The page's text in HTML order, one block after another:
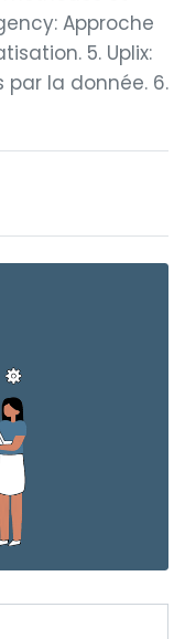
Approche
5. Uplix:
la donnée. 6.